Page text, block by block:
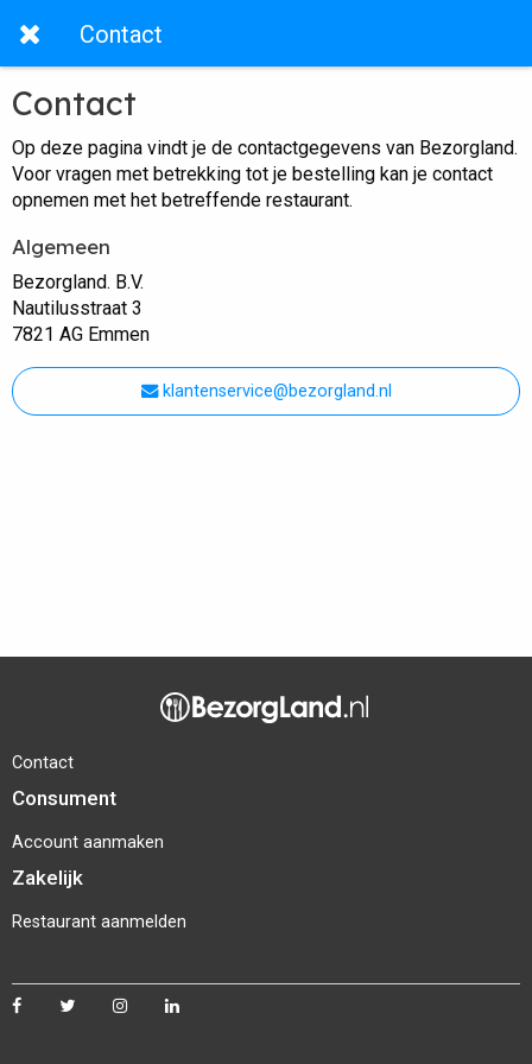
Contact
Contact
Op deze pagina vindt je de contactgegevens van Bezorgland.
Voor vragen met betrekking tot je bestelling kan je contact
opnemen met het betreffende restaurant.
Algemeen
Bezorgland. B.V.
Nautilusstraat 3
7821 AG Emmen
klantenservice@bezorgland.nl
Contact
Consument
Account aanmaken
Zakelijk
Restaurant aanmelden